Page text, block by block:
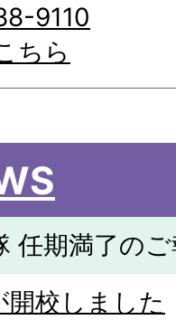
9110
ちら
任期満了の
開校しました